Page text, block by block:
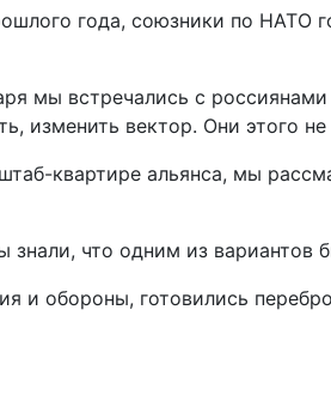
года, союзники по НАТО
мы встречались с
изменить вектор. Они этого не
квартире альянса, мы
что одним из вариантов
и обороны, готовились